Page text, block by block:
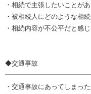
・相続で主張したいことが
・被相続人にどのような相
・相続内容が不公平だと感
◆交通事故
・交通事故にあってしまっ